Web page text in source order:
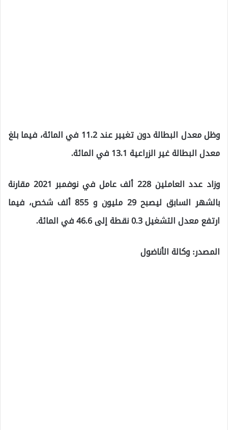
وظل معدل البطالة دون تغيير عند 11.2 في المائة، فيما بلغ
معدل البطالة غير الزراعية 13.1 في المائة.
وزاد عدد العاملين 228 ألف عامل في نوفمبر 2021 مقارنة
بالشهر السابق ليصبح 29 مليون و 855 ألف شخص، فيما
ارتفع معدل التشغيل 0.3 نقطة إلى 46.6 في المائة.
المصدر: وكالة الأناضول